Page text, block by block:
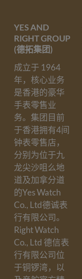
YES AND
RIGHT GROUP
(德拓集团)
成立于 1964
年，核心业务
是香港的豪华
手表零售业
务。集团目前
于香港拥有4间
钟表零售店，
分别为位于九
龙尖沙咀么地
道及加拿分道
的Yes Watch
Co., Ltd德诚表
行有限公司。
Right Watch
Co., Ltd 德信表
行有限公司位
于铜锣湾，以